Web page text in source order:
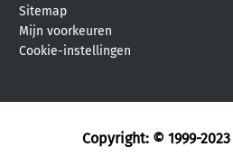
Sitemap
Mijn voorkeuren
Cookie-instellingen
Copyright: © 1999-2023